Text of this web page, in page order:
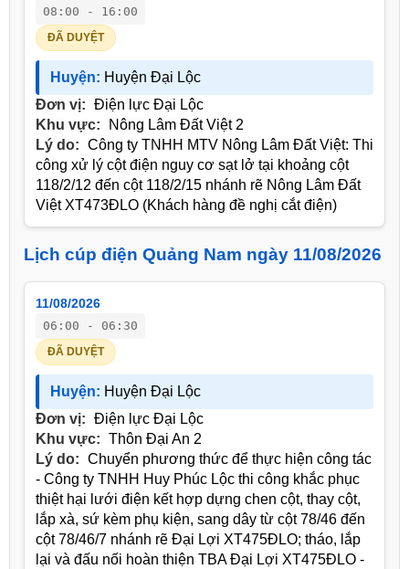
08:00 - 16:00
ĐÃ DUYỆT
Huyện: Huyện Đại Lộc
Đơn vị: Điện lực Đại Lộc
Khu vực:
Nông Lâm Đất Việt 2
Lý do: Công ty TNHH MTV Nông Lâm Đất Việt: Thi
công xử lý cột điện nguy cơ sạt lở tại khoảng cột
118/2/12 đến cột 118/2/15 nhánh rẽ Nông Lâm Đất
Việt XT473ĐLO (Khách hàng đề nghị cắt điện)
Lịch cúp điện Quảng Nam ngày 11/08/2026
11/08/2026
06:00 - 06:30
ĐÃ DUYỆT
Huyện: Huyện Đại Lộc
Đơn vị: Điện lực Đại Lộc
Khu vực: Thôn Đại An 2
Lý do: Chuyển phương thức để thực hiện công tác
- Công ty TNHH Huy Phúc Lộc thi công khắc phục
thiệt hại lưới điện kết hợp dựng chen cột, thay cột,
lắp xà, sứ kèm phụ kiện, sang dây từ cột 78/46 đến
cột 78/46/7 nhánh rẽ Đại Lợi XT475ĐLO; tháo, lắp
lại và đấu nối hoàn thiện TBA Đại Lợi XT475ĐLO -